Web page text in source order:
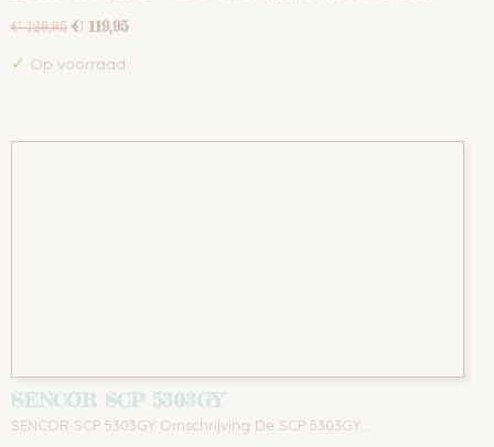
€ 129,95 € 119,95
✓ Op voorraad
SENCOR SCP 5303GY
SENCOR SCP 5303GY Omschrijving De SCP 5303GY…